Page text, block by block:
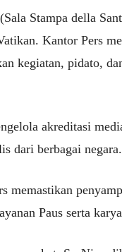
Stampa della
Kantor Pers
kegiatan, pidato,
akreditasi
dari berbagai negara.
memastikan
Paus serta